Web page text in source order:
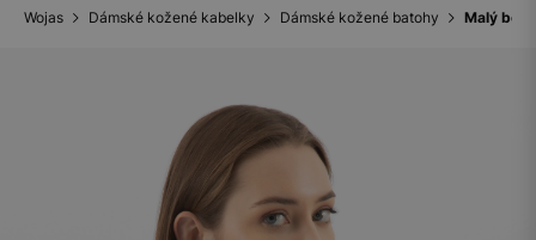
Wojas Dámské kožené kabelky Dámské kožené batohy Malý